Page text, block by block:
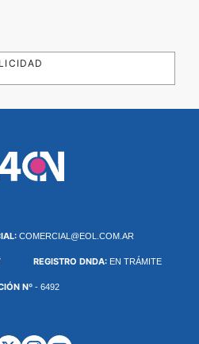
COMERCIAL@EOL.COM.AR
REGISTRO DNDA: EN TRÁMITE
Nº - 6492